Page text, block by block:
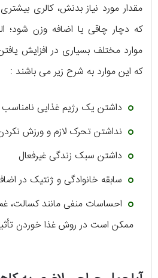
مقدار مورد نیاز بدنش، کالری
که دچار چاقی یا اضافه وزن شود؛
موارد مختلف بسیاری در افزایش
که این موارد به شرح زیر می باشند :
داشتن یک رژیم غذایی نامناسب
نداشتن تحرک لازم و ورزش
داشتن سبک زندگی غیرفعال
سابقه خانوادگی و ژنتیک در
احساسات منفی مانند کسالت،
ممکن است در روش غذا خوردن